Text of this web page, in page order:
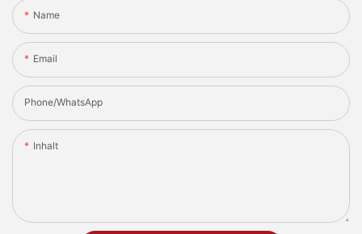
Name
Email
Phone/whatsApp
Inhalt